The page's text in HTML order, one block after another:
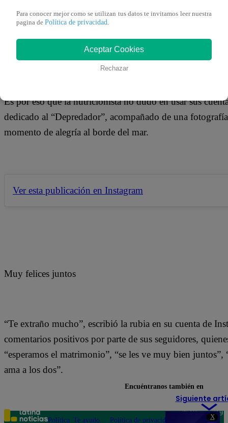
X
realizar lo que más le gusta en esta vida, jugar al fútbol,
que se encuentran más tristes por esta situación es sin
Es por eso que la nutricionista no dudó en usar sus
dedicado al “Depredador”, acompañado de una
momento de alegría al borde del mar.
Ver esta publicación en Instagram
Muy felices juntos
“Te extraño mucho”, escribió la rubia en su cuenta de
comentarios positivos por parte de sus seguidores,
“esperamos el matrimonio”, “se les ve muy bien
ama a los dos”.
Siguiente
Para conocer mejor como se utilizan tus datos te invitamos leer nuestra
pagina de Política de privacidad.
Aceptar Cookies
Rechazar
Encuéntranos también en
Política Te ayudo Política de privacidad
Teléfono: 219